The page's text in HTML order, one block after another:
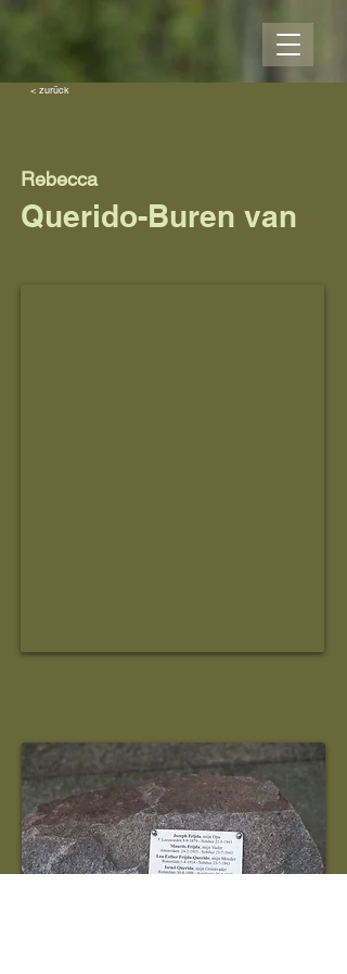
< zurück
Rebecca
Querido-Buren van